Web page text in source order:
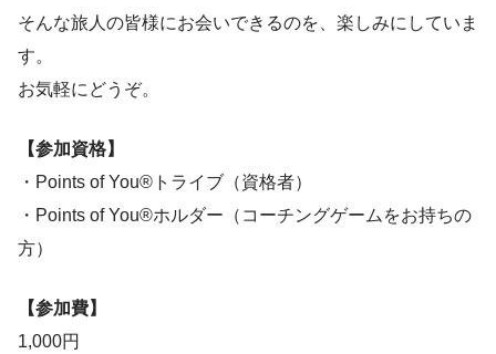
そんな旅人の皆様にお会いできるのを、楽しみにしていま
す。
お気軽にどうぞ。
【参加資格】
・Points of You®トライブ（資格者）
・Points of You®ホルダー（コーチングゲームをお持ちの
方）
【参加費】
1,000円